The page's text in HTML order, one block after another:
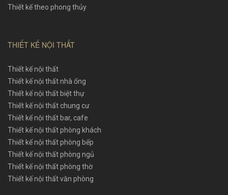
Thiết kế theo phong thủy
THIẾT KẾ NỘI THẤT
Thiết kế nội thất
Thiết kế nội thất nhà ống
Thiết kế nội thất biệt thự
Thiết kế nội thất chung cư
Thiết kế nội thất bar, cafe
Thiết kế nội thất phòng khách
Thiết kế nội thất phòng bếp
Thiết kế nội thất phòng ngủ
Thiết kế nội thất phòng thờ
Thiết kế nội thất văn phòng